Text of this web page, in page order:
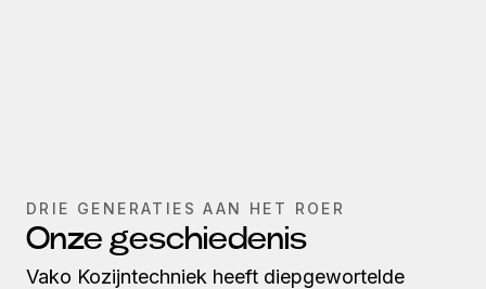
DRIE GENERATIES AAN HET ROER
Onze geschiedenis
Vako Kozijntechniek heeft diepgewortelde